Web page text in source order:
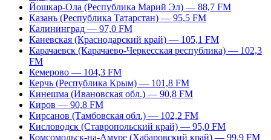
Йошкар-Ола (Республика Марий Эл) — 88,7 FM
Казань (Республика Татарстан) — 95,5 FM
Калининград — 97,0 FM
Каневская (Краснодарский край) — 105,1 FM
Карачаевск (Карачаево-Черкесская республика) — 102,3
FM
Кемерово — 104,3 FM
Керчь (Республика Крым) — 101,8 FM
Кинешма (Ивановская обл.) — 90,8 FM
Киров — 90,8 FM
Кирсанов (Тамбовская обл.) — 102,2 FM
Кисловодск (Ставропольский край) — 95,0 FM
Комсомольск-на-Амуре (Хабаровский край) — 99,9 FM